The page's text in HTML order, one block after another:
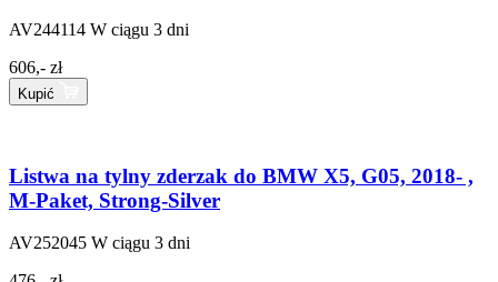
AV244114 W ciągu 3 dni
606,- zł
Kupić
Listwa na tylny zderzak do BMW X5, G05, 2018- ,
M-Paket, Strong-Silver
AV252045 W ciągu 3 dni